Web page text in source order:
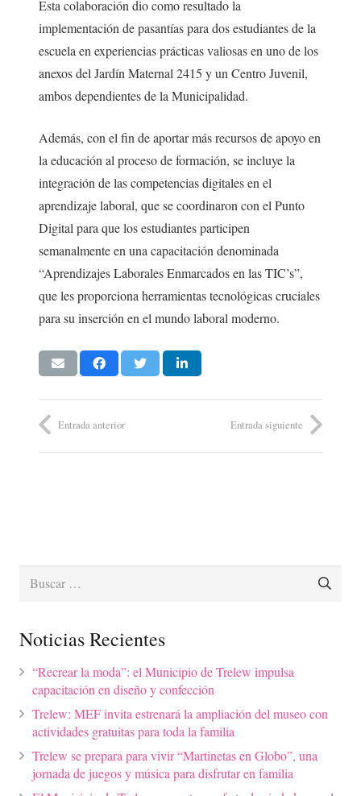
Esta colaboración dio como resultado la
implementación de pasantías para dos estudiantes de la
escuela en experiencias prácticas valiosas en uno de los
anexos del Jardín Maternal 2415 y un Centro Juvenil,
ambos dependientes de la Municipalidad.
Además, con el fin de aportar más recursos de apoyo en
la educación al proceso de formación, se incluye la
integración de las competencias digitales en el
aprendizaje laboral, que se coordinaron con el Punto
Digital para que los estudiantes participen
semanalmente en una capacitación denominada
“Aprendizajes Laborales Enmarcados en las TIC’s”,
que les proporciona herramientas tecnológicas cruciales
para su inserción en el mundo laboral moderno.
Entrada anterior Entrada siguiente
Buscar:
Noticias Recientes
“Recrear la moda”: el Municipio de Trelew impulsa
capacitación en diseño y confección
Trelew: MEF invita estrenará la ampliación del museo con
actividades gratuitas para toda la familia
Trelew se prepara para vivir “Martinetas en Globo”, una
jornada de juegos y música para disfrutar en familia